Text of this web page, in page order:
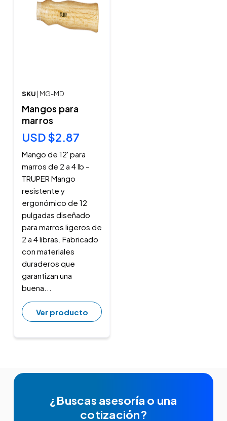
SKU | MG-MD
Mangos para
marros
USD $2.87
Mango de 12' para
marros de 2 a 4 lb –
TRUPER Mango
resistente y
ergonómico de 12
pulgadas diseñado
para marros ligeros de
2 a 4 libras. Fabricado
con materiales
duraderos que
garantizan una
buena...
Ver producto
¿Buscas asesoría o una
cotización?